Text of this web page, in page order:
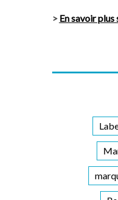
> En savoir plus